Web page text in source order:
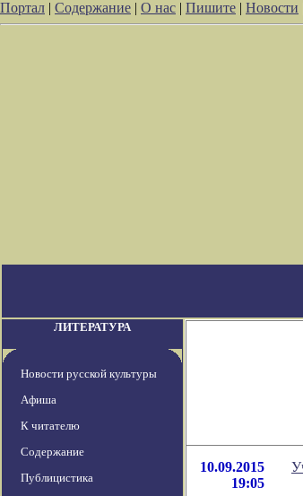
Портал | Содержание | О нас | Пишите | Новости
ЛИТЕРАТУРА
Новости русской культуры
Афиша
К читателю
Содержание
Публицистика
10.09.2015
19:05